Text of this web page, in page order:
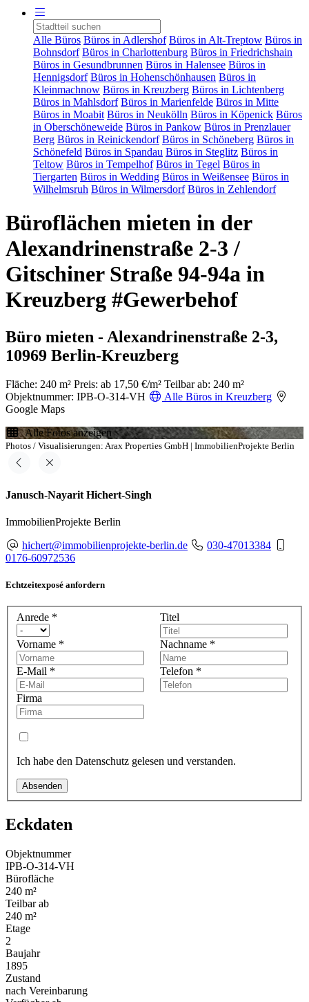
Alle Büros Büros in Adlershof Büros in Alt-Treptow Büros in
Bohnsdorf Büros in Charlottenburg Büros in Friedrichshain
Büros in Gesundbrunnen Büros in Halensee Büros in
Hennigsdorf Büros in Hohenschönhausen Büros in
Kleinmachnow Büros in Kreuzberg Büros in Lichtenberg
Büros in Mahlsdorf Büros in Marienfelde Büros in Mitte
Büros in Moabit Büros in Neukölln Büros in Köpenick Büros
in Oberschöneweide Büros in Pankow Büros in Prenzlauer
Berg Büros in Reinickendorf Büros in Schöneberg Büros in
Schönefeld Büros in Spandau Büros in Steglitz Büros in
Teltow Büros in Tempelhof Büros in Tegel Büros in
Tiergarten Büros in Wedding Büros in Weißensee Büros in
Wilhelmsruh Büros in Wilmersdorf Büros in Zehlendorf
Büroflächen mieten in der
Alexandrinenstraße 2-3 /
Gitschiner Straße 94-94a in
Kreuzberg #Gewerbehof
Büro mieten - Alexandrinenstraße 2-3,
10969 Berlin-Kreuzberg
Fläche: 240 m² Preis: ab 17,50 €/m² Teilbar ab: 240 m²
Objektnummer: IPB-O-314-VH
Alle Büros in Kreuzberg
Google Maps
Alle Fotos anzeigen
Photos / Visualisierungen: Arax Properties GmbH | ImmobilienProjekte Berlin
Janusch-Nayarit Hichert-Singh
ImmobilienProjekte Berlin
hichert@immobilienprojekte-berlin.de
030-47013384
0176-60972536
Echtzeitexposé anfordern
Anrede * Titel
Vorname * Nachname *
E-Mail * Telefon *
Firma
Ich habe den Datenschutz gelesen und verstanden.
Absenden
Eckdaten
Objektnummer
IPB-O-314-VH
Bürofläche
240 m²
Teilbar ab
240 m²
Etage
2
Baujahr
1895
Zustand
nach Vereinbarung